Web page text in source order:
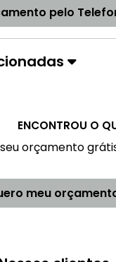
pelo
ENCONTROU O
orçamento
meu